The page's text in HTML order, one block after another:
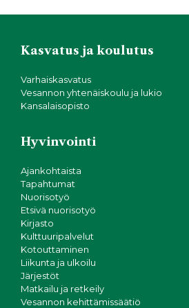
Kasvatus ja koulutus
Varhaiskasvatus
Vesannon yhtenäiskoulu ja lukio
Kansalaisopisto
Hyvinvointi
Ajankohtaista
Tapahtumat
Nuorisotyö
Etsivä nuorisotyö
Kirjasto
Kulttuuripalvelut
Kotouttaminen
Liikunta ja ulkoilu
Järjestöt
Matkailu ja retkeily
Vesannon kehittämissäätiö